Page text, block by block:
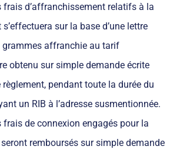
frais d’affranchissement relatifs à la
sur la base d’une lettre
affranchie au tarif
obtenu sur simple demande écrite
pendant toute la durée du
un RIB à l’adresse susmentionnée.
frais de connexion engagés pour la
remboursés sur simple demande